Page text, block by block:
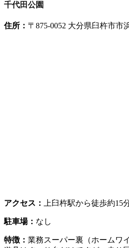
千代田公園
住所： 〒875-0052 大分県臼杵市市
アクセス： 上臼杵駅から徒歩約15
駐車場： なし
特徴： 業務スーパー裏（ホームワ